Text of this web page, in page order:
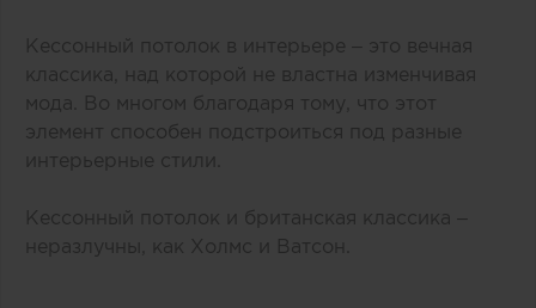
Кессонный потолок в интерьере – это вечная
классика, над которой не властна изменчивая
мода. Во многом благодаря тому, что этот
элемент способен подстроиться под разные
интерьерные стили.
Кессонный потолок и британская классика –
неразлучны, как Холмс и Ватсон.